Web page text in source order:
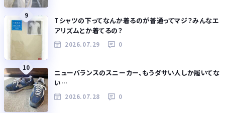
9
Tシャツの下ってなんか着るのが普通ってマジ？みんなエ
アリズムとか着てるの？
2026.07.29 0
10
ニューバランスのスニーカー、もうダサい人しか履いてな
い…
2026.07.28 0